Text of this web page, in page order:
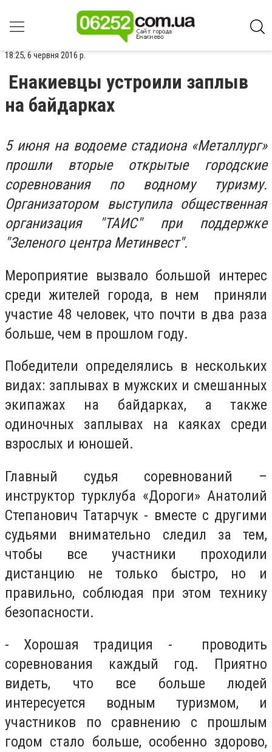
18:25, 6 червня 2016 р.
Енакиевцы устроили заплыв
на байдарках
5 июня на водоеме стадиона «Металлург»
прошли вторые открытые городские
соревнования по водному туризму.
Организатором выступила общественная
организация "ТАИС" при поддержке
"Зеленого центра Метинвест".
Мероприятие вызвало большой интерес
среди жителей города, в нем приняли
участие 48 человек, что почти в два раза
больше, чем в прошлом году.
Победители определялись в нескольких
видах: заплывах в мужских и смешанных
экипажах на байдарках, а также
одиночных заплывах на каяках среди
взрослых и юношей.
Главный судья соревнований –
инструктор турклуба «Дороги» Анатолий
Степанович Татарчук - вместе с другими
судьями внимательно следил за тем,
чтобы все участники проходили
дистанцию не только быстро, но и
правильно, соблюдая при этом технику
безопасности.
- Хорошая традиция - проводить
соревнования каждый год. Приятно
видеть, что все больше людей
интересуется водным туризмом, и
участников по сравнению с прошлым
годом стало больше, особенно здорово,